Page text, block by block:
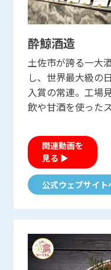
酔鯨酒造
土佐市が誇る一大
し、世界最大級の
入賞の常連。工場
飲や甘酒を使った
関連動画を
見る ▶
公式ウェブサイ
土佐龍温泉 三陽荘